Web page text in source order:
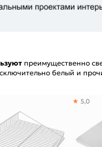
преимущественно
белый и
5,0